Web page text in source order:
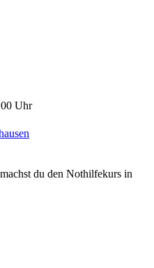
Uhr
machst du den Nothilfekurs in